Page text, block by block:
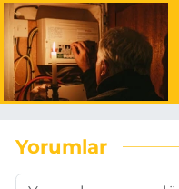
Yorumlar